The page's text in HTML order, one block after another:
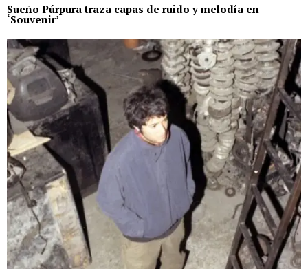
Sueño Púrpura traza capas de ruido y melodía en
‘Souvenir’